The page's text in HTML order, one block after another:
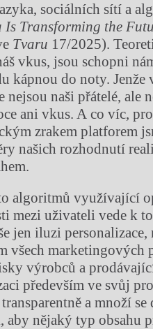
sociálních sítí a
Transforming the
Tvaru 17/2025).
vkus, jsou schopni
kápnou do noty. Jenže
nejsou naši přátelé, ale
ani vkus. A co víc,
zrakem platforem
našich rozhodnutí
algoritmů využívající
mezi uživateli vede k
jen iluzi personalizace,
všech marketingových
výrobců a
především ve svůj
a množí
nějaký typ obsahu